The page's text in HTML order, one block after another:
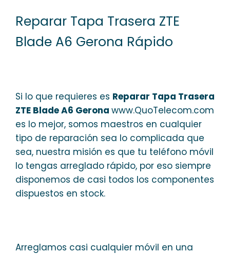
Reparar Tapa Trasera ZTE
Blade A6 Gerona Rápido
Si lo que requieres es Reparar Tapa Trasera
ZTE Blade A6 Gerona www.QuoTelecom.com
es lo mejor, somos maestros en cualquier
tipo de reparación sea lo complicada que
sea, nuestra misión es que tu teléfono móvil
lo tengas arreglado rápido, por eso siempre
disponemos de casi todos los componentes
dispuestos en stock.
Arreglamos casi cualquier móvil en una